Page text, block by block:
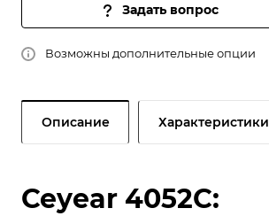
Задать вопрос
Возможны дополнительные опции
Описание Характеристики
Ceyear 4052C: